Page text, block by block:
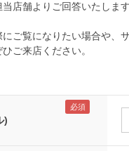
店舗よりご回答いたします
ご覧になりたい場合や、
ご来店ください。
)